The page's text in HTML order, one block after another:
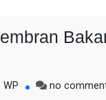
WP no